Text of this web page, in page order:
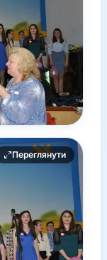
Переглянути